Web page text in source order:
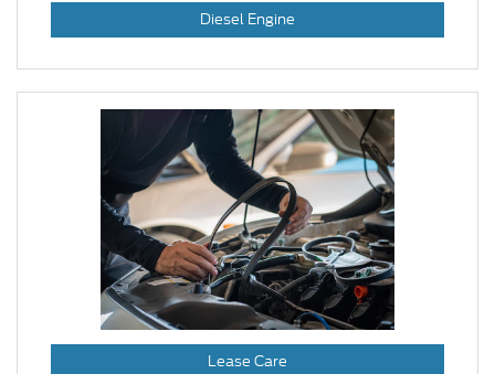
Diesel Engine
Lease Care